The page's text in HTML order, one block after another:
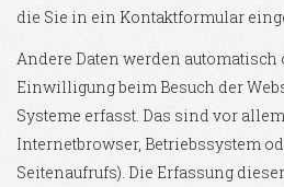
die Sie in ein Kontaktformular
Andere Daten werden
Einwilligung beim Besuch der
Systeme erfasst. Das sind vor
Internetbrowser, Betriebssystem
Seitenaufrufs). Die Erfassung